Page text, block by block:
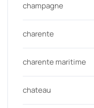
champagne
charente
charente maritime
chateau